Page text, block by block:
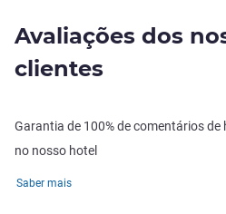
Avaliações dos
clientes
Garantia de 100% de comentários
no nosso hotel
Saber mais